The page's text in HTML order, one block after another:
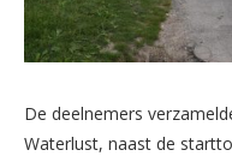
De deelnemers
Waterlust, naast de